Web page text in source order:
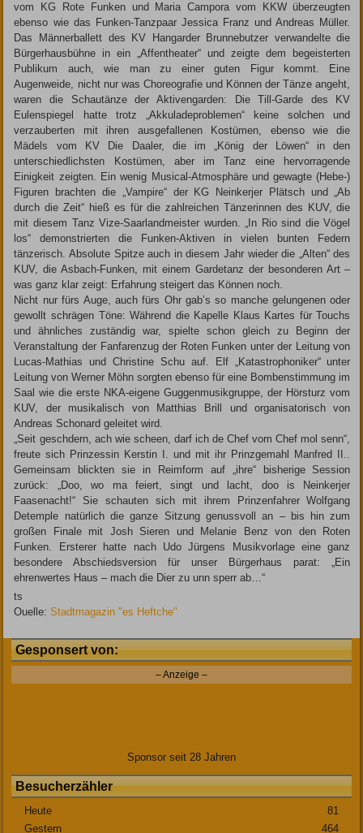
vom KG Rote Funken und Maria Campora vom KKW überzeugten
ebenso wie das Funken-Tanzpaar Jessica Franz und Andreas Müller.
Das Männerballett des KV Hangarder Brunnebutzer verwandelte die
Bürgerhausbühne in ein „Affentheater“ und zeigte dem begeisterten
Publikum auch, wie man zu einer guten Figur kommt. Eine
Augenweide, nicht nur was Choreografie und Können der Tänze angeht,
waren die Schautänze der Aktivengarden: Die Till-Garde des KV
Eulenspiegel hatte trotz „Akkuladeproblemen“ keine solchen und
verzauberten mit ihren ausgefallenen Kostümen, ebenso wie die
Mädels vom KV Die Daaler, die im „König der Löwen“ in den
unterschiedlichsten Kostümen, aber im Tanz eine hervorragende
Einigkeit zeigten. Ein wenig Musical-Atmosphäre und gewagte (Hebe-)
Figuren brachten die „Vampire“ der KG Neinkerjer Plätsch und „Ab
durch die Zeit“ hieß es für die zahlreichen Tänzerinnen des KUV, die
mit diesem Tanz Vize-Saarlandmeister wurden. „In Rio sind die Vögel
los“ demonstrierten die Funken-Aktiven in vielen bunten Federn
tänzerisch. Absolute Spitze auch in diesem Jahr wieder die „Alten“ des
KUV, die Asbach-Funken, mit einem Gardetanz der besonderen Art –
was ganz klar zeigt: Erfahrung steigert das Können noch.
Nicht nur fürs Auge, auch fürs Ohr gab’s so manche gelungenen oder
gewollt schrägen Töne: Während die Kapelle Klaus Kartes für Touchs
und ähnliches zuständig war, spielte schon gleich zu Beginn der
Veranstaltung der Fanfarenzug der Roten Funken unter der Leitung von
Lucas-Mathias und Christine Schu auf. Elf „Katastrophoniker“ unter
Leitung von Werner Möhn sorgten ebenso für eine Bombenstimmung im
Saal wie die erste NKA-eigene Guggenmusikgruppe, der Hörsturz vom
KUV, der musikalisch von Matthias Brill und organisatorisch von
Andreas Schonard geleitet wird.
„Seit geschdern, ach wie scheen, darf ich de Chef vom Chef mol senn“,
freute sich Prinzessin Kerstin I. und mit ihr Prinzgemahl Manfred II..
Gemeinsam blickten sie in Reimform auf „ihre“ bisherige Session
zurück: „Doo, wo ma feiert, singt und lacht, doo is Neinkerjer
Faasenacht!“ Sie schauten sich mit ihrem Prinzenfahrer Wolfgang
Detemple natürlich die ganze Sitzung genussvoll an – bis hin zum
großen Finale mit Josh Sieren und Melanie Benz von den Roten
Funken. Ersterer hatte nach Udo Jürgens Musikvorlage eine ganz
besondere Abschiedsversion für unser Bürgerhaus parat: „Ein
ehrenwertes Haus – mach die Dier zu unn sperr ab…“
ts
Ouelle:Stadtmagazin "es Heftche"
Gesponsert von:
– Anzeige –
Sponsor seit 28 Jahren
Besucherzähler
Heute
81
Gestern
464